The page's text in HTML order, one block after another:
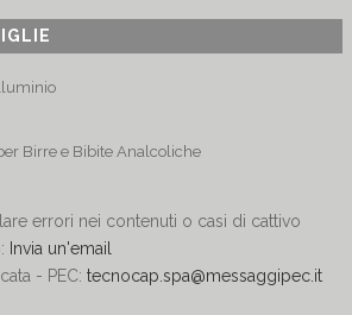
Birre e Bibite Analcoliche
errori nei contenuti o casi di cattivo
Invia un'email
- PEC:tecnocap.spa@messaggipec.it